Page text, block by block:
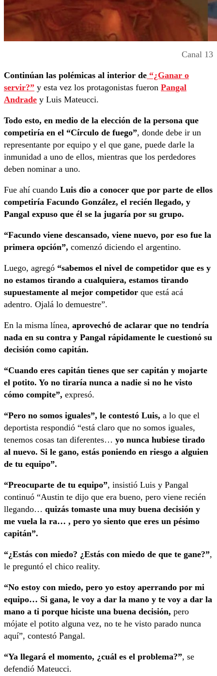
Canal 13
Continúan las polémicas al interior de “¿Ganar o
servir?” y esta vez los protagonistas fueron Pangal
Andrade y Luis Mateucci.
Todo esto, en medio de la elección de la persona que
competiría en el “Círculo de fuego”, donde debe ir un
representante por equipo y el que gane, puede darle la
inmunidad a uno de ellos, mientras que los perdedores
deben nominar a uno.
Fue ahí cuando Luis dio a conocer que por parte de ellos
competiría Facundo González, el recién llegado, y
Pangal expuso que él se la jugaría por su grupo.
“Facundo viene descansado, viene nuevo, por eso fue la
primera opción”, comenzó diciendo el argentino.
Luego, agregó “sabemos el nivel de competidor que es y
no estamos tirando a cualquiera, estamos tirando
supuestamente al mejor competidor que está acá
adentro. Ojalá lo demuestre”.
En la misma línea, aprovechó de aclarar que no tendría
nada en su contra y Pangal rápidamente le cuestionó su
decisión como capitán.
“Cuando eres capitán tienes que ser capitán y mojarte
el potito. Yo no tiraría nunca a nadie si no he visto
cómo compite”, expresó.
“Pero no somos iguales”, le contestó Luis, a lo que el
deportista respondió “está claro que no somos iguales,
tenemos cosas tan diferentes… yo nunca hubiese tirado
al nuevo. Si le gano, estás poniendo en riesgo a alguien
de tu equipo”.
“Preocuparte de tu equipo”, insistió Luis y Pangal
continuó “Austin te dijo que era bueno, pero viene recién
llegando… quizás tomaste una muy buena decisión y
me vuela la ra… , pero yo siento que eres un pésimo
capitán”.
“¿Estás con miedo? ¿Estás con miedo de que te gane?”,
le preguntó el chico reality.
“No estoy con miedo, pero yo estoy aperrando por mi
equipo… Si gana, le voy a dar la mano y te voy a dar la
mano a ti porque hiciste una buena decisión, pero
mójate el potito alguna vez, no te he visto parado nunca
aquí”, contestó Pangal.
“Ya llegará el momento, ¿cuál es el problema?”, se
defendió Mateucci.